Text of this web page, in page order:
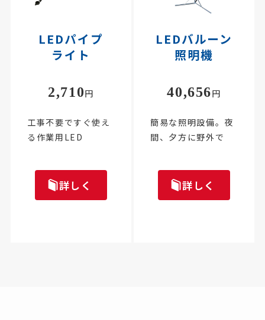
LEDパイプ
ライト
2,710円
工事不要ですぐ使え
る作業用LED
詳しく
LEDバルーン
照明機
40,656円
簡易な照明設備。夜
間、夕方に野外で
詳しく